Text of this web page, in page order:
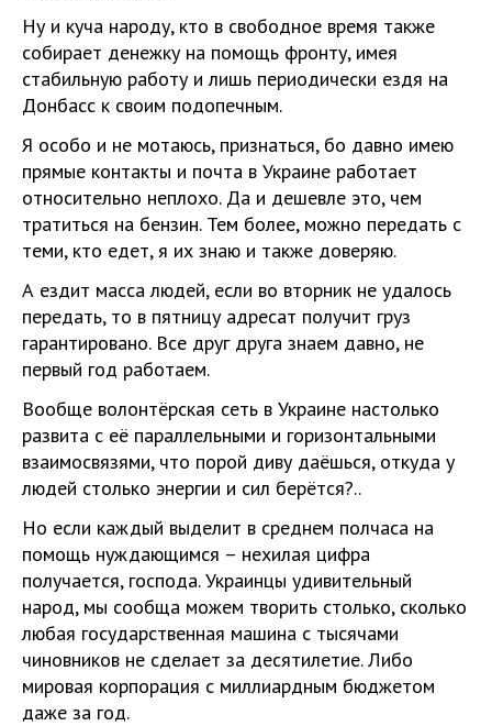
Ну и куча народу, кто в свободное время также
собирает денежку на помощь фронту, имея
стабильную работу и лишь периодически ездя на
Донбасс к своим подопечным.
Я особо и не мотаюсь, признаться, бо давно имею
прямые контакты и почта в Украине работает
относительно неплохо. Да и дешевле это, чем
тратиться на бензин. Тем более, можно передать с
теми, кто едет, я их знаю и также доверяю.
А ездит масса людей, если во вторник не удалось
передать, то в пятницу адресат получит груз
гарантировано. Все друг друга знаем давно, не
первый год работаем.
Вообще волонтёрская сеть в Украине настолько
развита с её параллельными и горизонтальными
взаимосвязями, что порой диву даёшься, откуда у
людей столько энергии и сил берётся?..
Но если каждый выделит в среднем полчаса на
помощь нуждающимся – нехилая цифра
получается, господа. Украинцы удивительный
народ, мы сообща можем творить столько, сколько
любая государственная машина с тысячами
чиновников не сделает за десятилетие. Либо
мировая корпорация с миллиардным бюджетом
даже за год.